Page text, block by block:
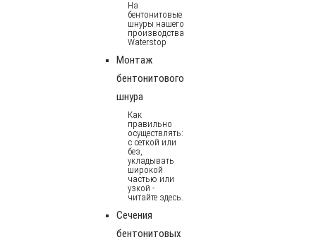
На
бентонитовые
шнуры нашего
производства
Waterstop
Монтаж
бентонитового
шнура
Как
правильно
осуществлять:
с сеткой или
без,
укладывать
широкой
частью или
узкой -
читайте здесь.
Сечения
бентонитовых